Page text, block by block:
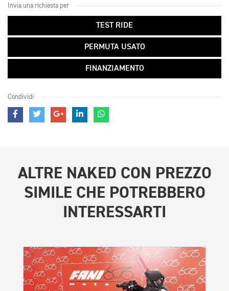
Invia una richiesta per
TEST RIDE
PERMUTA USATO
FINANZIAMENTO
Condividi
ALTRE NAKED CON PREZZO
SIMILE CHE POTREBBERO
INTERESSARTI